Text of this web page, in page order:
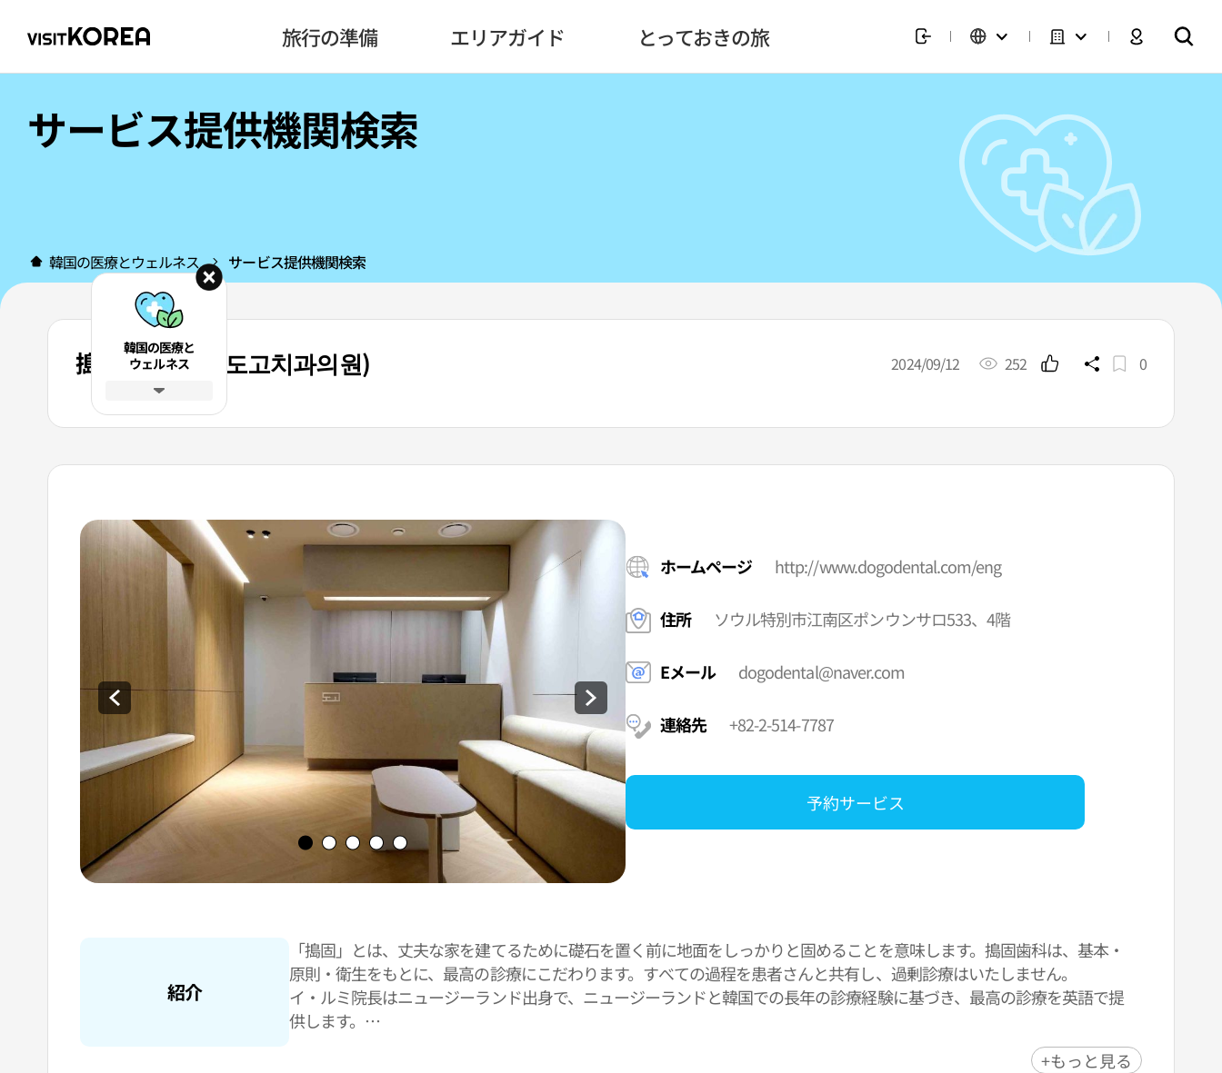
旅行の準備 エリアガイド とっておきの旅
サービス提供機関検索
韓国の医療とウェルネス サービス提供機関検索
搗固歯科医院 (도고치과의원) 2024/09/12 252 0
ホームページ http://www.dogodental.com/eng
住所 ソウル特別市江南区ポンウンサロ533、4階
Eメール dogodental@naver.com
連絡先 +82-2-514-7787
予約サービス
紹介
「搗固」とは、丈夫な家を建てるために礎石を置く前に地面をしっかりと固めることを意味します。搗固歯科は、基本・
原則・衛生をもとに、最高の診療にこだわります。すべての過程を患者さんと共有し、過剰診療はいたしません。
イ・ルミ院長はニュージーランド出身で、ニュージーランドと韓国での長年の診療経験に基づき、最高の診療を英語で提
供します。
搗固歯科は江南COEX、奉恩寺から非常に近く、交通はもちろん、利便施設や観光スポットからも近く、歯科治療を受けな
+もっと見る
韓国の医療と
ウェルネス